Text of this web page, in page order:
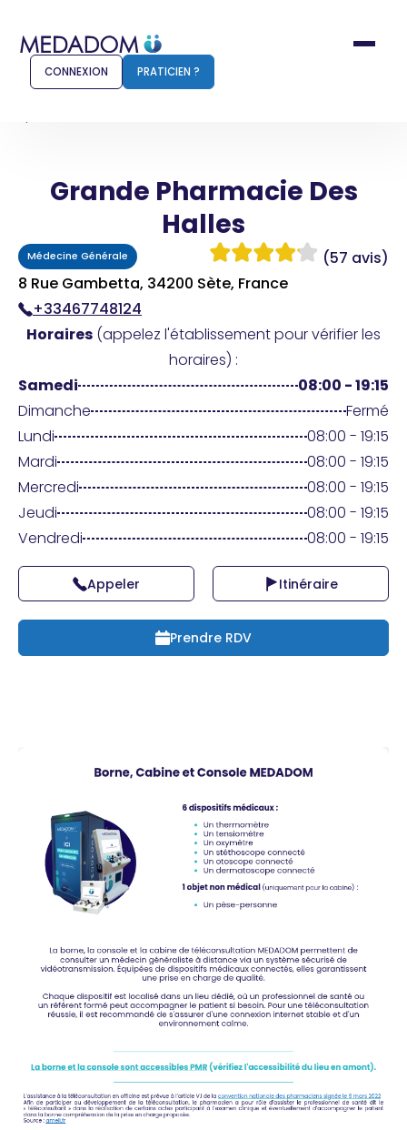
Comment ça marche ?
Pour les patients
Pharmacien
Connexion
Praticien ?
CONNEXION PRATICIEN ?
Grande Pharmacie Des
Halles
Médecine Générale
(57 avis)
8 Rue Gambetta, 34200 Sète, France
+33467748124
Horaires (appelez l'établissement pour vérifier les
horaires) :
Samedi
08:00 - 19:15
Dimanche
Fermé
Lundi
08:00 - 19:15
Mardi
08:00 - 19:15
Mercredi
08:00 - 19:15
Jeudi
08:00 - 19:15
Vendredi
08:00 - 19:15
Appeler Itinéraire
Prendre RDV